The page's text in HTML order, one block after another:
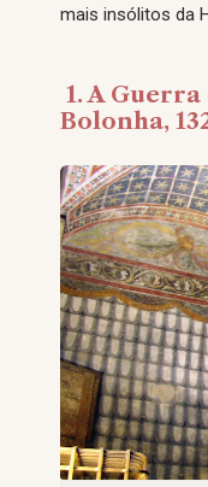
mais insólitos da
1. A
Bolonha,